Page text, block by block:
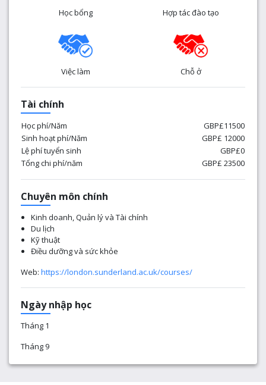
Học bổng Hợp tác đào tạo
Việc làm Chỗ ở
Tài chính
Học phí/Năm
GBP£11500
Sinh hoạt phí/Năm
GBP£ 12000
Lệ phí tuyển sinh
GBP£0
Tổng chi phí/năm
GBP£ 23500
Chuyên môn chính
Kinh doanh, Quản lý và Tài chính
Du lịch
Kỹ thuật
Điều dưỡng và sức khỏe
Web: https://london.sunderland.ac.uk/courses/
Ngày nhập học
Tháng 1
Tháng 9